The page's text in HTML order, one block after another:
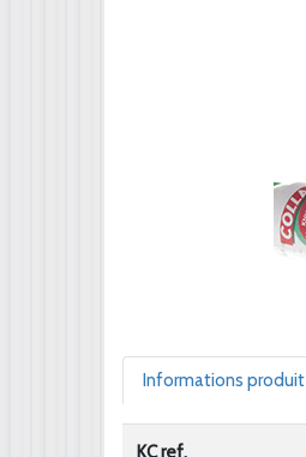
Informations produit
KC ref.